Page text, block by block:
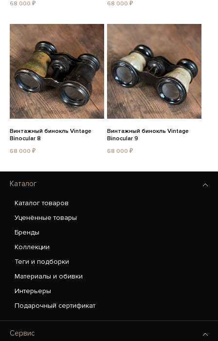
68 000 ₽
68 000 ₽
Винтажный бинокль Vintage
Binocular 8
68 000 ₽
Винтажный бинокль Vintage
Binocular 9
68 000 ₽
Каталог
Каталог товаров
Уценённые товары
Бренды
Коллекции
Теги и подборки
Материалы и обивки
Интерьеры
Подарочный сертификат
Сервис